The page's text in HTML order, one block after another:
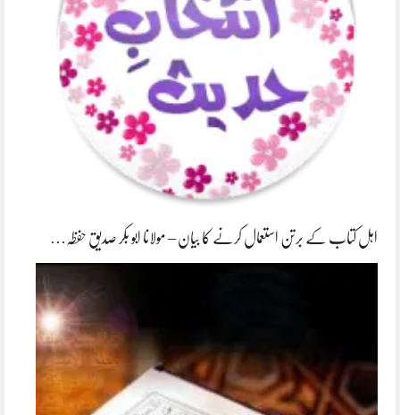
اہل کتاب کے برتن استعمال کرنے کا بیان – مولانا ابو بکر صدیق حفظہ…